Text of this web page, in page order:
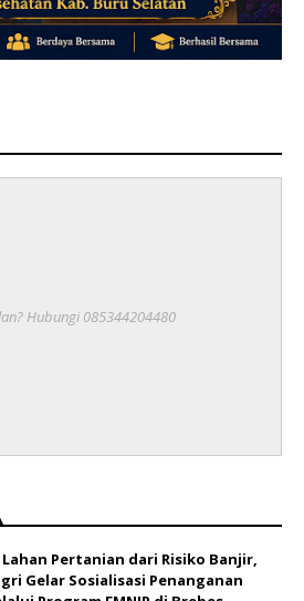
Hubungi 085344204480
Pertanian dari Risiko Banjir,
Gelar Sosialisasi Penanganan